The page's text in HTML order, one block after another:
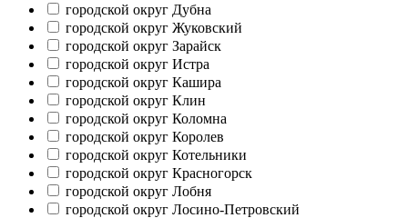
городской округ Дубна
городской округ Жуковский
городской округ Зарайск
городской округ Истра
городской округ Кашира
городской округ Клин
городской округ Коломна
городской округ Королев
городской округ Котельники
городской округ Красногорск
городской округ Лобня
городской округ Лосино-Петровский